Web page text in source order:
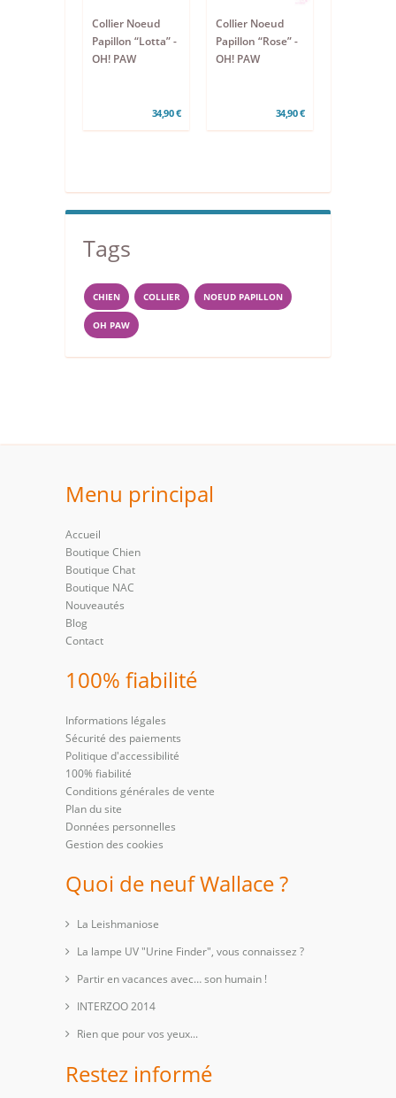
Collier Noeud
Papillon “Lotta” -
OH! PAW
34,90 €
Collier Noeud
Papillon “Rose” -
OH! PAW
34,90 €
Tags
CHIEN COLLIER NOEUD PAPILLON
OH PAW
Menu principal
Accueil
Boutique Chien
Boutique Chat
Boutique NAC
Nouveautés
Blog
Contact
100% fiabilité
Informations légales
Sécurité des paiements
Politique d'accessibilité
100% fiabilité
Conditions générales de vente
Plan du site
Données personnelles
Gestion des cookies
Quoi de neuf Wallace ?
La Leishmaniose
La lampe UV "Urine Finder", vous connaissez ?
Partir en vacances avec… son humain !
INTERZOO 2014
Rien que pour vos yeux...
Restez informé